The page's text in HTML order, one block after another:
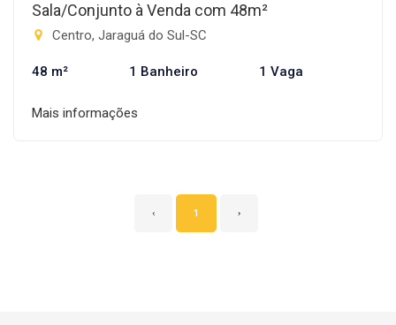
Sala/Conjunto à Venda com 48m²
Centro, Jaraguá do Sul-SC
48 m² 1 Banheiro 1 Vaga
Mais informações
‹ 1 ›